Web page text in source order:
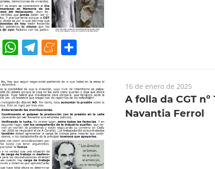
WhatsApp
Telegram
Meneame
16 de enero de 2025
A folla da CGT nº
Navantia Ferrol